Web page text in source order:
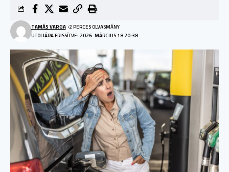
UTOLJÁRA FRISSÍTVE: 2026. MÁRCIUS 18 20:38
TAMÁS VARGA 2 PERCES OLVASMÁNY